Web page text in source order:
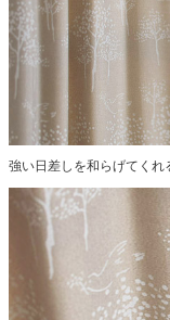
強い日差しを和らげてくれ